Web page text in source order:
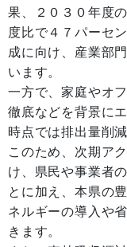
果、２０３０年度
度比で４７パーセ
成に向け、産業部
います。
一方で、家庭やオ
徹底などを背景に
時点では排出量削
このため、次期ア
け、県民や事業者
とに加え、本県の
ネルギーの導入や
きます。